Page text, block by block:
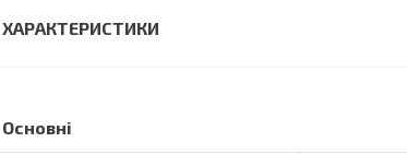
ХАРАКТЕРИСТИКИ
Основні